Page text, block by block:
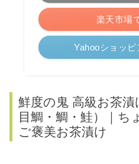
楽天市場
Yahooショッ
鮮度の鬼 高級お茶
目鯛・鯛・鮭）｜ち
ご褒美お茶漬け